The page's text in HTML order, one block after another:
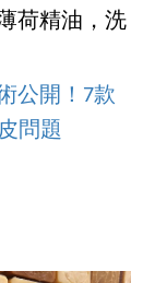
荷精油，洗
公開！7款
問題